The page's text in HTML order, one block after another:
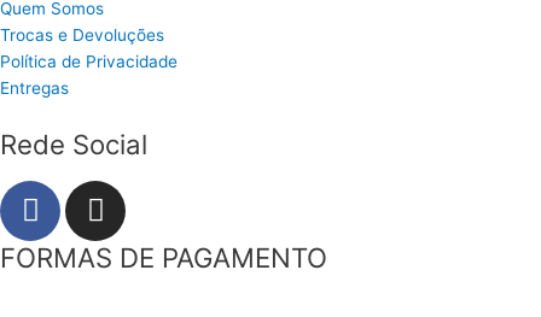
Quem Somos
Trocas e Devoluções
Política de Privacidade
Entregas
Rede Social
F
a
c
I
n
s
FORMAS DE PAGAMENTO